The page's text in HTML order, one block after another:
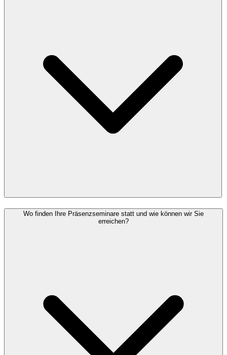
Wo finden Ihre Präsenzseminare statt und wie können wir Sie
erreichen?